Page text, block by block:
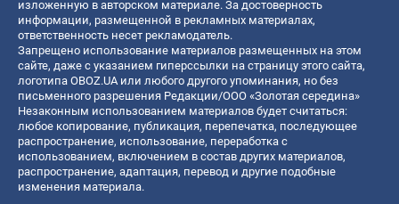
изложенную в авторском материале. За достоверность
информации, размещенной в рекламных материалах,
ответственность несет рекламодатель.
Запрещено использование материалов размещенных на этом
сайте, даже с указанием гиперссылки на страницу этого сайта,
логотипа OBOZ.UA или любого другого упоминания, но без
письменного разрешения Редакции/ООО «Золотая середина»
Незаконным использованием материалов будет считаться:
любое копирование, публикация, перепечатка, последующее
распространение, использование, переработка с
использованием, включением в состав других материалов,
распространение, адаптация, перевод и другие подобные
изменения материала.